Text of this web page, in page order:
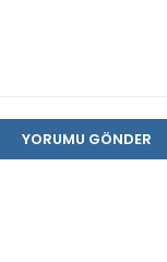
YORUMU GÖNDER